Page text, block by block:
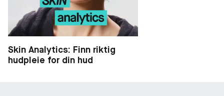
Skin Analytics: Finn riktig
hudpleie for din hud